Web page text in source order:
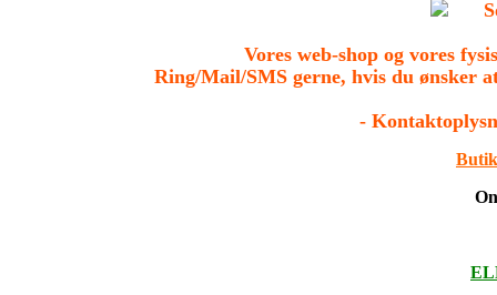
Vores web-shop og vores
Ring/Mail/SMS gerne, hvis du ønsker
-